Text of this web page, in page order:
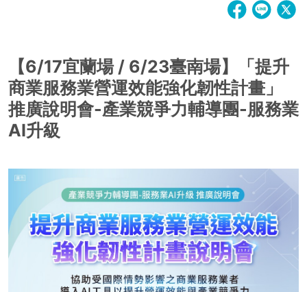
【6/17宜蘭場 / 6/23臺南場】「提升
商業服務業營運效能強化韌性計畫」
推廣說明會-產業競爭力輔導團-服務業
AI升級